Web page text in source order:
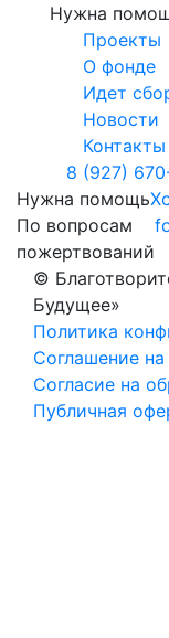
Нужна
Проекты
О фонде
Идет
Новости
Контакты
8 (927)
Нужна помощь
По вопросам
пожертвований
©
Будущее»
Политика
Соглашение
Согласие на
Публичная